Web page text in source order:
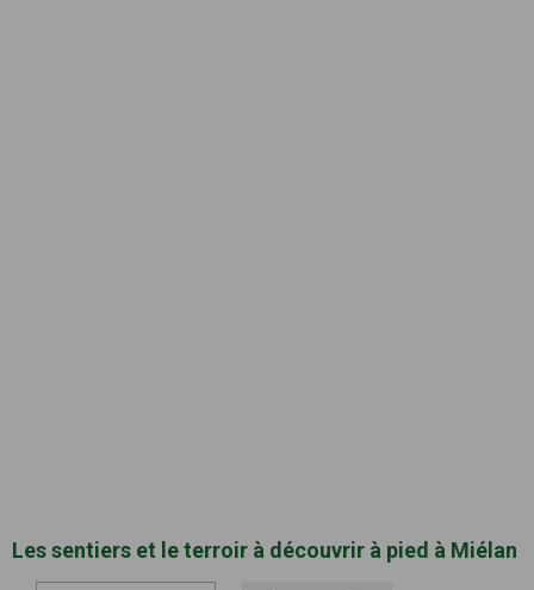
Les sentiers et le terroir à découvrir à pied à Miélan